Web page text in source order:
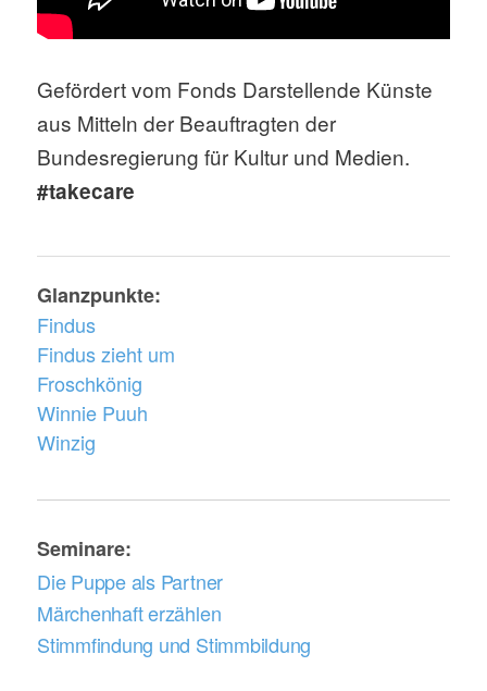
Gefördert vom Fonds Darstellende Künste
aus Mitteln der Beauftragten der
Bundesregierung für Kultur und Medien.
#takecare
Glanzpunkte:
Findus
Findus zieht um
Froschkönig
Winnie Puuh
Winzig
Seminare:
Die Puppe als Partner
Märchenhaft erzählen
Stimmfindung und Stimmbildung